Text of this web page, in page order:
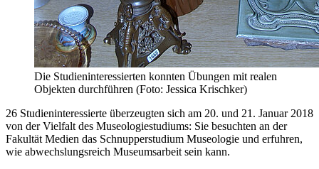
Die Studieninteressierten konnten Übungen mit realen
Objekten durchführen (Foto: Jessica Krischker)
26 Studieninteressierte überzeugten sich am 20. und 21. Januar 2018
von der Vielfalt des Museologiestudiums: Sie besuchten an der
Fakultät Medien das Schnupperstudium Museologie und erfuhren,
wie abwechslungsreich Museumsarbeit sein kann.